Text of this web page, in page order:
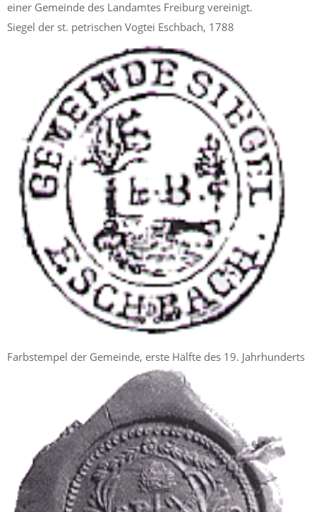
einer Gemeinde des Landamtes Freiburg vereinigt.
Siegel der st. petrischen Vogtei Eschbach, 1788
Farbstempel der Gemeinde, erste Hälfte des 19. Jahrhunderts